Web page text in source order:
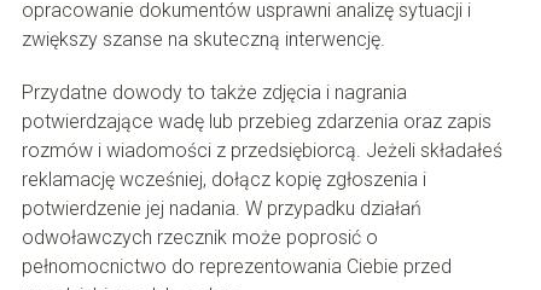
opracowanie dokumentów usprawni analizę sytuacji i
zwiększy szanse na skuteczną interwencję.
Przydatne dowody to także zdjęcia i nagrania
potwierdzające wadę lub przebieg zdarzenia oraz zapis
rozmów i wiadomości z przedsiębiorcą. Jeżeli składałeś
reklamację wcześniej, dołącz kopię zgłoszenia i
potwierdzenie jej nadania. W przypadku działań
odwoławczych rzecznik może poprosić o
pełnomocnictwo do reprezentowania Ciebie przed